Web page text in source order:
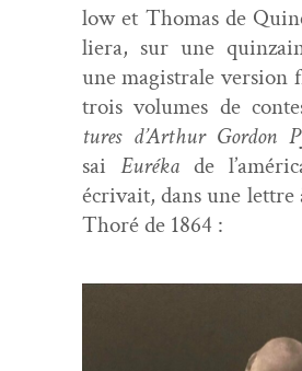
low et Thomas de
liera, sur une
une magis­trale ver­sion
trois vol­umes de
tures d’Arthur Gor­don
sai Euré­kade
écrivait, dans une
Thoré de 1864 :